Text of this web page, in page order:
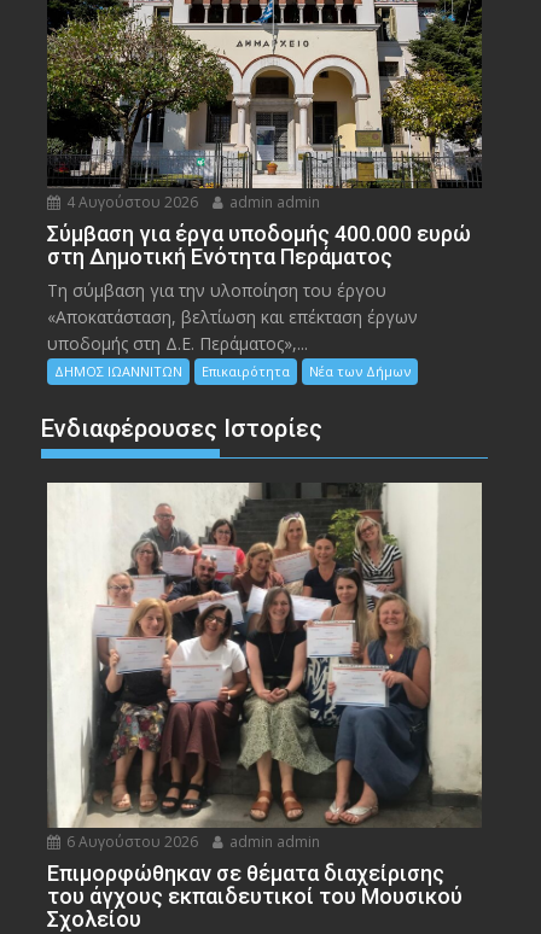
4 Αυγούστου 2026 admin admin
Σύμβαση για έργα υποδομής 400.000 ευρώ
στη Δημοτική Ενότητα Περάματος
Τη σύμβαση για την υλοποίηση του έργου
«Αποκατάσταση, βελτίωση και επέκταση έργων
υποδομής στη Δ.Ε. Περάματος»,...
ΔΗΜΟΣ ΙΩΑΝΝΙΤΩΝ Επικαιρότητα Νέα των Δήμων
Ενδιαφέρουσες Ιστορίες
6 Αυγούστου 2026 admin admin
Eπιμορφώθηκαν σε θέματα διαχείρισης
του άγχους εκπαιδευτικοί του Μουσικού
Σχολείου